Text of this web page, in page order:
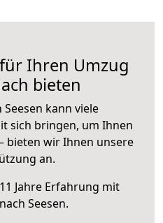
Ihren Umzug
bieten
Seesen kann viele
sich bringen, um Ihnen
bieten wir Ihnen unsere
an.
Jahre Erfahrung mit
Seesen.